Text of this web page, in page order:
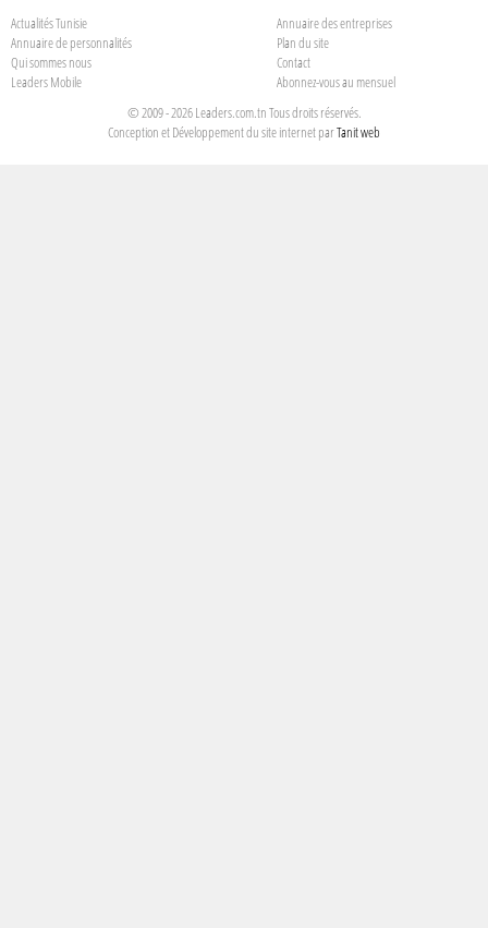
Actualités Tunisie
Annuaire des entreprises
Annuaire de personnalités
Plan du site
Qui sommes nous
Contact
Leaders Mobile
Abonnez-vous au mensuel
© 2009 - 2026 Leaders.com.tn Tous droits réservés.
Conception et Développement du site internet parTanit web